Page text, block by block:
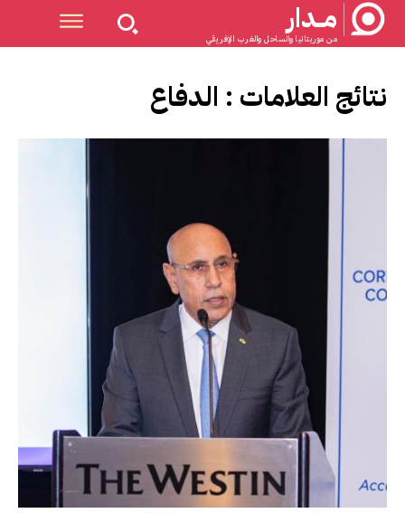
مــدار
من موريتانيا والساحل والغرب الإفريقي
نتائج العلامات : الدفاع